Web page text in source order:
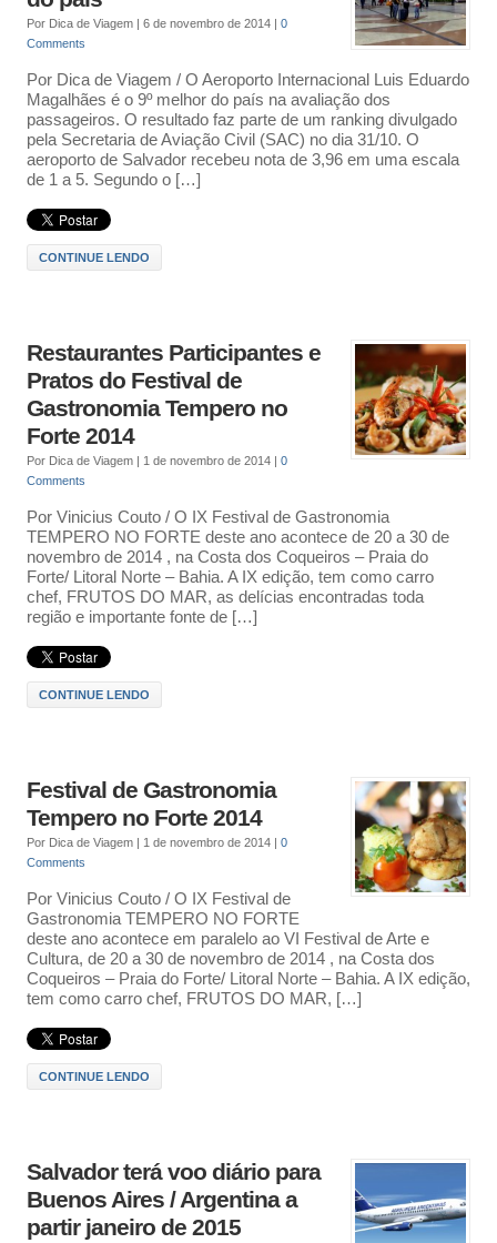
Por Dica de Viagem| 6 de novembro de 2014
0
Comments
Por Dica de Viagem / O Aeroporto Internacional Luis Eduardo
Magalhães é o 9º melhor do país na avaliação dos
passageiros. O resultado faz parte de um ranking divulgado
pela Secretaria de Aviação Civil (SAC) no dia 31/10. O
aeroporto de Salvador recebeu nota de 3,96 em uma escala
de 1 a 5. Segundo o […]
CONTINUE LENDO
Restaurantes Participantes e
Pratos do Festival de
Gastronomia Tempero no
Forte 2014
Por Dica de Viagem| 1 de novembro de 2014
0
Comments
Por Vinicius Couto / O IX Festival de Gastronomia
TEMPERO NO FORTE deste ano acontece de 20 a 30 de
novembro de 2014 , na Costa dos Coqueiros – Praia do
Forte/ Litoral Norte – Bahia. A IX edição, tem como carro
chef, FRUTOS DO MAR, as delícias encontradas toda
região e importante fonte de […]
CONTINUE LENDO
Festival de Gastronomia
Tempero no Forte 2014
Por Dica de Viagem| 1 de novembro de 2014
0
Comments
Por Vinicius Couto / O IX Festival de
Gastronomia TEMPERO NO FORTE
deste ano acontece em paralelo ao VI Festival de Arte e
Cultura, de 20 a 30 de novembro de 2014 , na Costa dos
Coqueiros – Praia do Forte/ Litoral Norte – Bahia. A IX edição,
tem como carro chef, FRUTOS DO MAR, […]
CONTINUE LENDO
Salvador terá voo diário para
Buenos Aires / Argentina a
partir janeiro de 2015